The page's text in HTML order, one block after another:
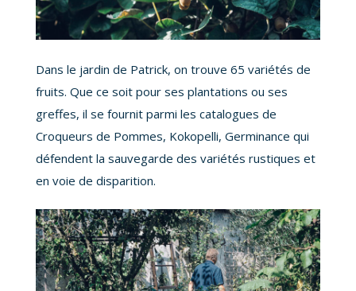
Dans le jardin de Patrick, on trouve 65 variétés de
fruits. Que ce soit pour ses plantations ou ses
greffes, il se fournit parmi les catalogues de
Croqueurs de Pommes, Kokopelli, Germinance qui
défendent la sauvegarde des variétés rustiques et
en voie de disparition.